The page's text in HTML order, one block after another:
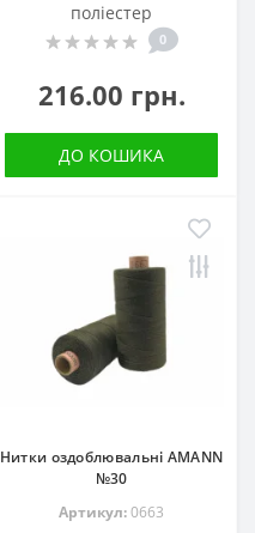
поліестер
0
216.00 грн.
ДО КОШИКА
Нитки оздоблювальні AMANN
№30
Артикул:0663